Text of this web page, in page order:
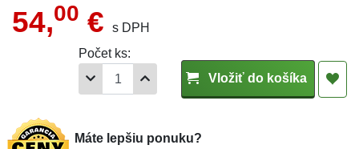
54,00 €
s DPH
Počet ks:
Vložiť do košíka
Máte lepšiu ponuku?